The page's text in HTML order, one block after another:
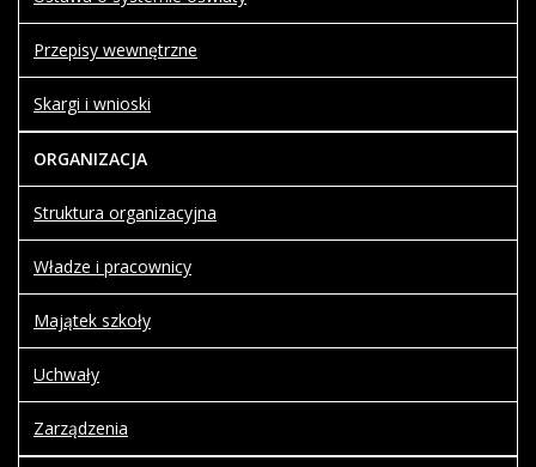
Przepisy wewnętrzne
Skargi i wnioski
ORGANIZACJA
Struktura organizacyjna
Władze i pracownicy
Majątek szkoły
Uchwały
Zarządzenia